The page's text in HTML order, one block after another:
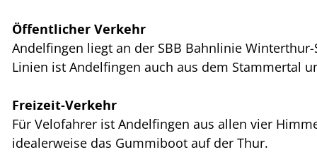
Öffentlicher Verkehr
Andelfingen liegt an der SBB Bahnlinie
Linien ist Andelfingen auch aus dem Stammertal
Freizeit-Verkehr
Für Velofahrer ist Andelfingen aus allen vier
idealerweise das Gummiboot auf der Thur.